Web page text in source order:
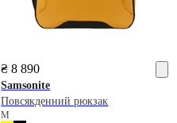
₴ 8 890
Samsonite
Повсякденний рюкзак
M